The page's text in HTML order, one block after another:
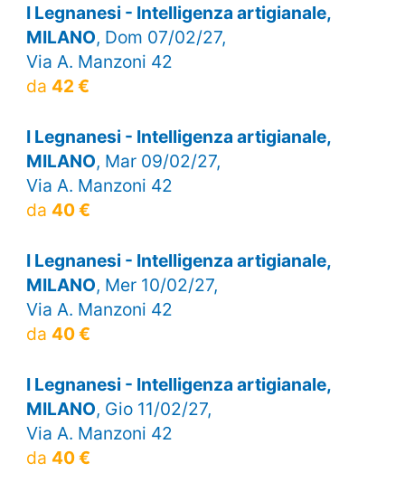
I Legnanesi - Intelligenza artigianale,
MILANO, Dom 07/02/27,
Via A. Manzoni 42
da 42 €
I Legnanesi - Intelligenza artigianale,
MILANO, Mar 09/02/27,
Via A. Manzoni 42
da 40 €
I Legnanesi - Intelligenza artigianale,
MILANO, Mer 10/02/27,
Via A. Manzoni 42
da 40 €
I Legnanesi - Intelligenza artigianale,
MILANO, Gio 11/02/27,
Via A. Manzoni 42
da 40 €